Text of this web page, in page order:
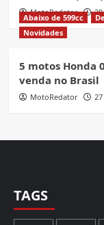
MotoRedator
Abaixo de 599cc
Novidades
5 motos Honda
venda no Brasil
MotoRedator
TAGS